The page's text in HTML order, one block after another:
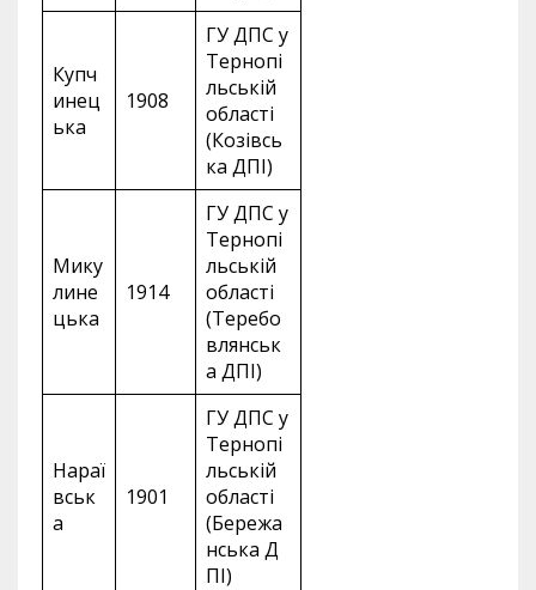
Купч
инец
ька
1908
ГУ ДПС у
Тернопі
льській
області
(Козівсь
ка ДПІ)
Мику
лине
цька
1914
ГУ ДПС у
Тернопі
льській
області
(Теребо
влянськ
а ДПІ)
Нараї
вськ
а
1901
ГУ ДПС у
Тернопі
льській
області
(Бережа
нська Д
ПІ)